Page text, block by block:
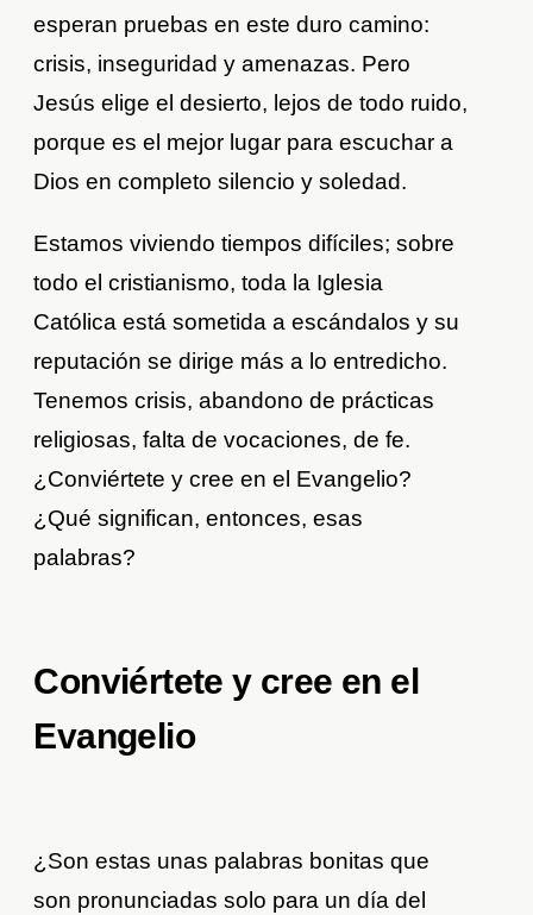
esperan pruebas en este duro camino:
crisis, inseguridad y amenazas. Pero
Jesús elige el desierto, lejos de todo ruido,
porque es el mejor lugar para escuchar a
Dios en completo silencio y soledad.
Estamos viviendo tiempos difíciles; sobre
todo el cristianismo, toda la Iglesia
Católica está sometida a escándalos y su
reputación se dirige más a lo entredicho.
Tenemos crisis, abandono de prácticas
religiosas, falta de vocaciones, de fe.
¿Conviértete y cree en el Evangelio?
¿Qué significan, entonces, esas
palabras?
Conviértete y cree en el
Evangelio
¿Son estas unas palabras bonitas que
son pronunciadas solo para un día del